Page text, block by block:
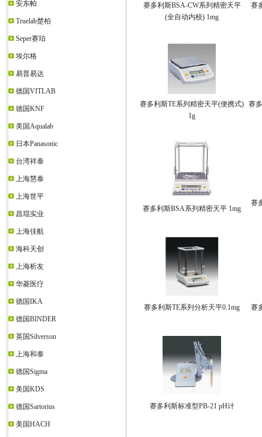
安东帕
Truelab楚柏
Seper赛珀
埃尔格
易普易达
德国VITLAB
德国KNF
美国Aqualab
日本Panasonic
台湾祥泰
上海慧泰
上海世平
昌琨实业
上海佳航
海科天创
上海析友
华菱医疗
德国IKA
德国BINDER
英国Silverson
上海和泰
德国Sigma
美国KDS
德国Sartorius
美国HACH
赛多利斯BSA-CW系列精密天平
(全自动内校) 1mg
赛
赛多利斯TE系列精密天平(便携式)
1g
赛
赛多利斯BSA系列精密天平 1mg
赛
赛多利斯TE系列分析天平0.1mg 赛
赛多利斯标准型PB-21 pH计